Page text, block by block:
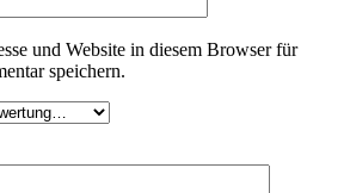
und Website in diesem Browser für
speichern.